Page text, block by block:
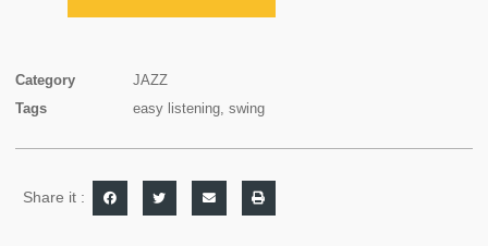
Category
JAZZ
Tags
easy listening, swing
Share it :